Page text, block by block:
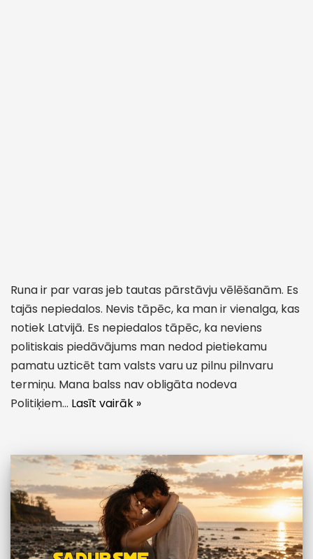
Runa ir par varas jeb tautas pārstāvju vēlēšanām. Es
tajās nepiedalos. Nevis tāpēc, ka man ir vienalga, kas
notiek Latvijā. Es nepiedalos tāpēc, ka neviens
politiskais piedāvājums man nedod pietiekamu
pamatu uzticēt tam valsts varu uz pilnu pilnvaru
termiņu. Mana balss nav obligāta nodeva
Politiķiem… Lasīt vairāk »